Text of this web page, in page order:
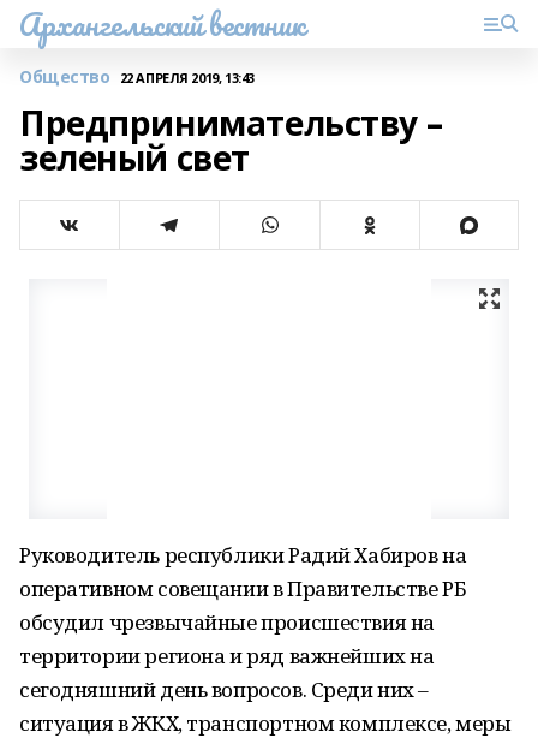
Архангельский вестник
Общество 22 АПРЕЛЯ 2019, 13:43
Предпринимательству –
зеленый свет
Руководитель республики Радий Хабиров на
оперативном совещании в Правительстве РБ
обсудил чрезвычайные происшествия на
территории региона и ряд важнейших на
сегодняшний день вопросов. Среди них –
ситуация в ЖКХ, транспортном комплексе, меры